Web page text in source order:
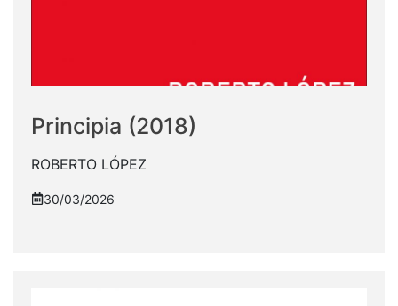
Principia (2018)
ROBERTO LÓPEZ
30/03/2026